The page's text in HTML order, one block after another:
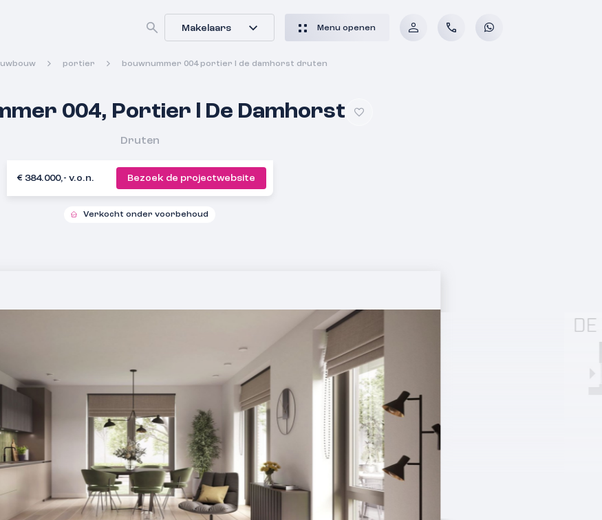
Makelaars Menu openen
portier bouwnummer 004 portier l de damhorst druten
004, Portier l De Damhorst
Druten
€ 384.000,- v.o.n. Bezoek de projectwebsite
Verkocht onder voorbehoud